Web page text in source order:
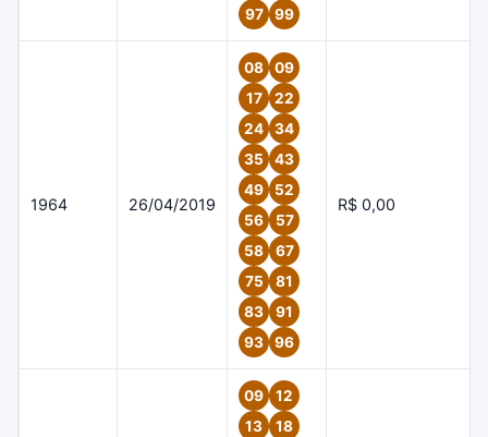
97 99
1964 26/04/2019
08
09
17
22
24
34
35
43
49
52
56
57
58
67
75
81
83
91
93
96
R$ 0,00
09
12
13
18